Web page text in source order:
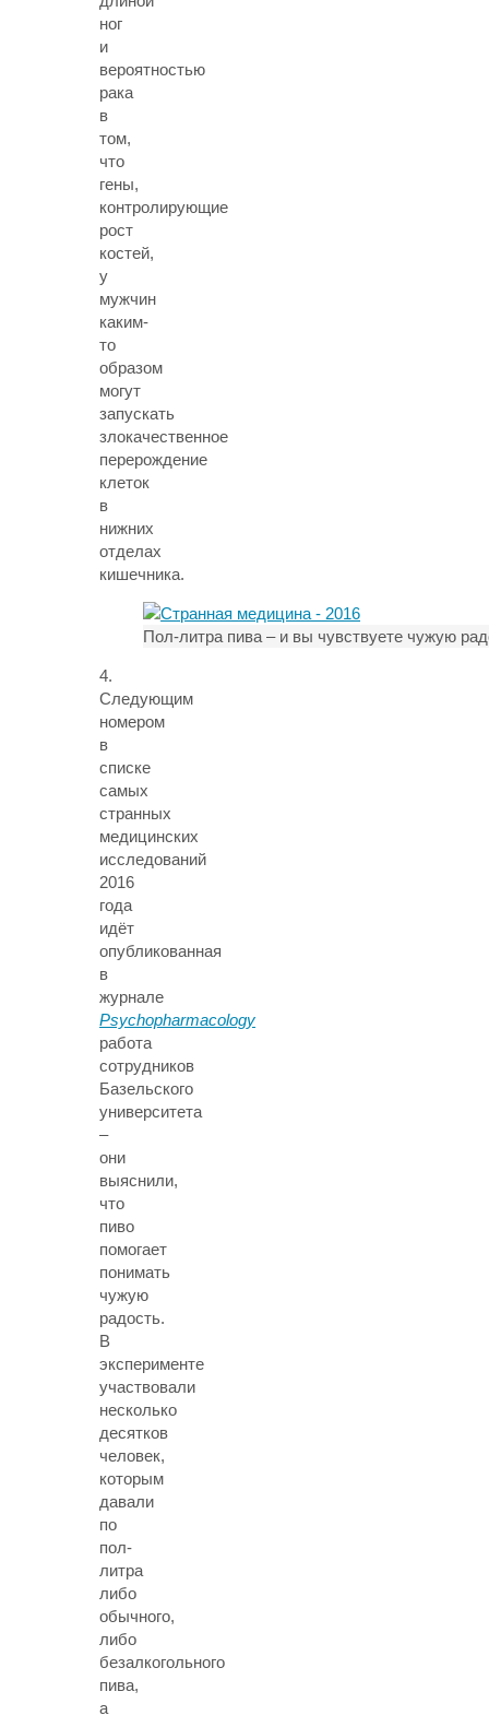
ног
и
вероятностью
рака
в
том,
что
гены,
контролирующие
рост
костей,
у
мужчин
каким-
то
образом
могут
запускать
злокачественное
перерождение
клеток
в
нижних
отделах
кишечника.
Пол-литра пива – и вы чувствуете чужую
4.
Следующим
номером
в
списке
самых
странных
медицинских
исследований
2016
года
идёт
опубликованная
в
журнале
Psychopharmacology
работа
сотрудников
Базельского
университета
–
они
выяснили,
что
пиво
помогает
понимать
чужую
радость.
В
эксперименте
участвовали
несколько
десятков
человек,
которым
давали
по
пол-
литра
либо
обычного,
либо
безалкогольного
пива,
а